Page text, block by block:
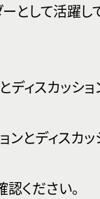
して活躍し
ィスカッショ
ンとディスカッ
ください。